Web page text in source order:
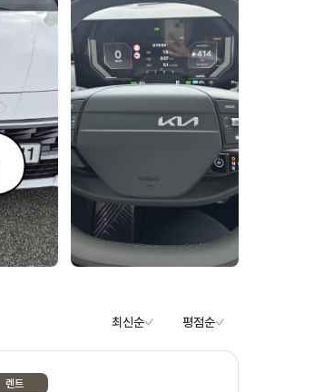
최신순 평점순
렌트